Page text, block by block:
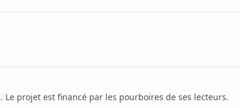
projet est financé par les pourboires de ses lecteurs.